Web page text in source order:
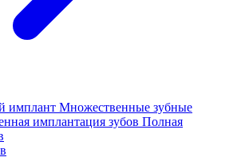
имплант Множественные зубные
имплантация зубов Полная